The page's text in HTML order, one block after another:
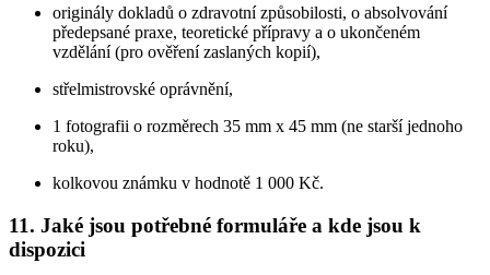
originály dokladů o zdravotní způsobilosti, o absolvování
předepsané praxe, teoretické přípravy a o ukončeném
vzdělání (pro ověření zaslaných kopií),
střelmistrovské oprávnění,
1 fotografii o rozměrech 35 mm x 45 mm (ne starší jednoho
roku),
kolkovou známku v hodnotě 1 000 Kč.
11. Jaké jsou potřebné formuláře a kde jsou k
dispozici